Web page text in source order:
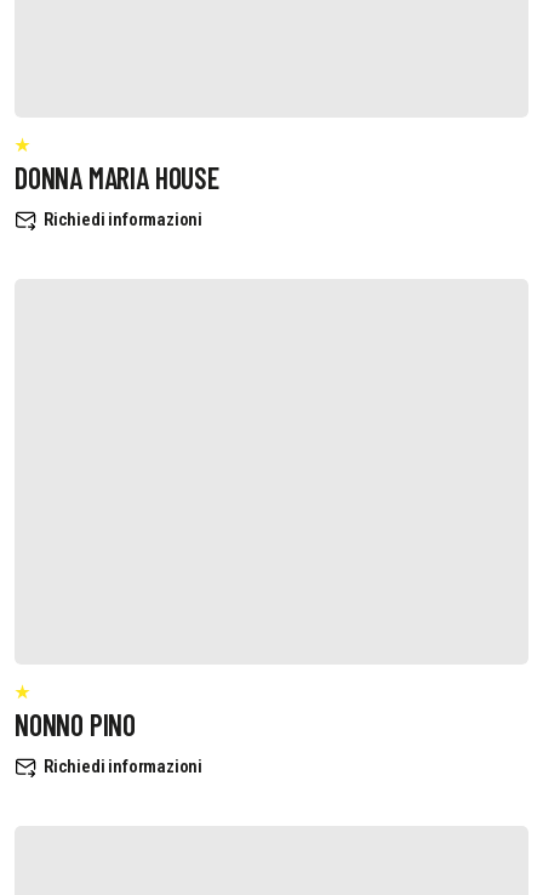
DONNA MARIA HOUSE
Richiedi informazioni
NONNO PINO
Richiedi informazioni